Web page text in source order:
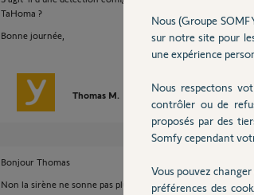
TaHoma ?
Bonne journée,
Thomas M. il y a plus de 7 ans
Bonjour Thomas
Non la sirène ne sonne pas plus fort au bout de 30 secondes .
Nous (Groupe
sur notre site pour
une expérience
Nous respectons
contrôler ou de
proposés par des
Somfy cependant
Vous pouvez
préférences des